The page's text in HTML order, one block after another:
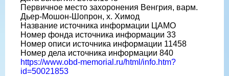
Первичное место захоронения Венгрия, варм.
Дьер-Мошон-Шопрон, х. Химод
Название источника информации ЦАМО
Номер фонда источника информации 33
Номер описи источника информации 11458
Номер дела источника информации 840
https://www.obd-memorial.ru/html/info.htm?
id=50021853